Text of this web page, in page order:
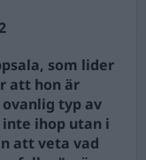
som lider
att hon är
typ av
ihop utan i
att veta vad